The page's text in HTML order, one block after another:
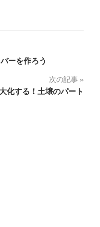
ーを作ろう
次の記事
化する！土壌のパート